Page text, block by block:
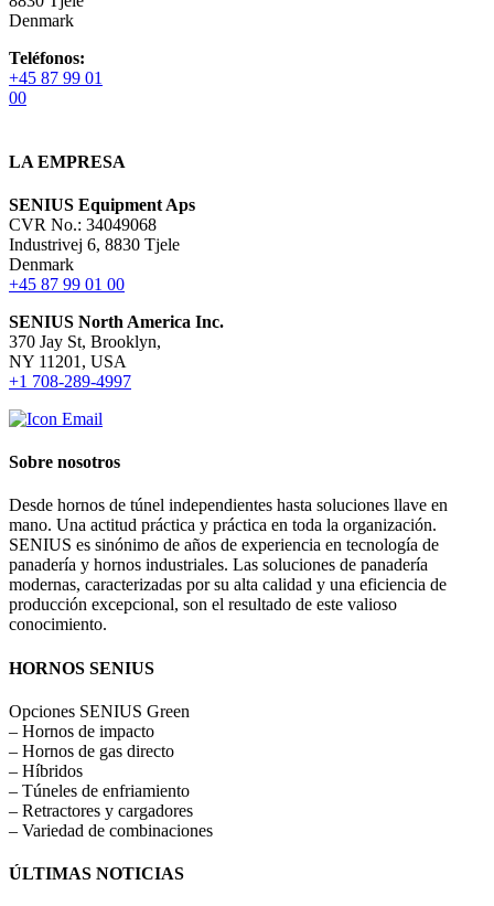
Denmark
Teléfonos:
+45 87 99 01
00
LA EMPRESA
SENIUS Equipment Aps
CVR No.: 34049068
Industrivej 6, 8830 Tjele
Denmark
+45 87 99 01 00
SENIUS North America Inc.
370 Jay St, Brooklyn,
NY 11201, USA
+1 708-289-4997
Sobre nosotros
Desde hornos de túnel independientes hasta soluciones llave en
mano. Una actitud práctica y práctica en toda la organización.
SENIUS es sinónimo de años de experiencia en tecnología de
panadería y hornos industriales. Las soluciones de panadería
modernas, caracterizadas por su alta calidad y una eficiencia de
producción excepcional, son el resultado de este valioso
conocimiento.
HORNOS SENIUS
Opciones SENIUS Green
– Hornos de impacto
– Hornos de gas directo
– Híbridos
– Túneles de enfriamiento
– Retractores y cargadores
– Variedad de combinaciones
ÚLTIMAS NOTICIAS